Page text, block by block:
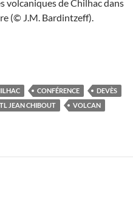
volcaniques de Chilhac dans
(© J.M. Bardintzeff).
à Gien : Volcans de France
CONFÉRENCE
DEVÈS
JEAN CHIBOUT
VOLCAN